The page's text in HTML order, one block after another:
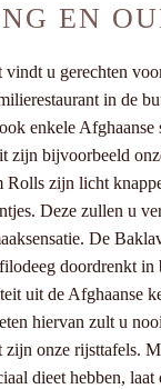
EN
vindt u gerechten
in de
enkele Afghaanse
zijn bijvoorbeeld
Rolls zijn licht
Deze zullen u
De
doordrenkt in
uit de Afghaanse
hiervan zult u
zijn onze rijsttafels.
dieet hebben, laat